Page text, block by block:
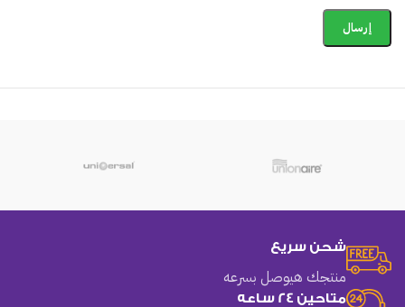
شحن سريع
منتجك هيوصل بسرعه
متاحين 24 ساعه